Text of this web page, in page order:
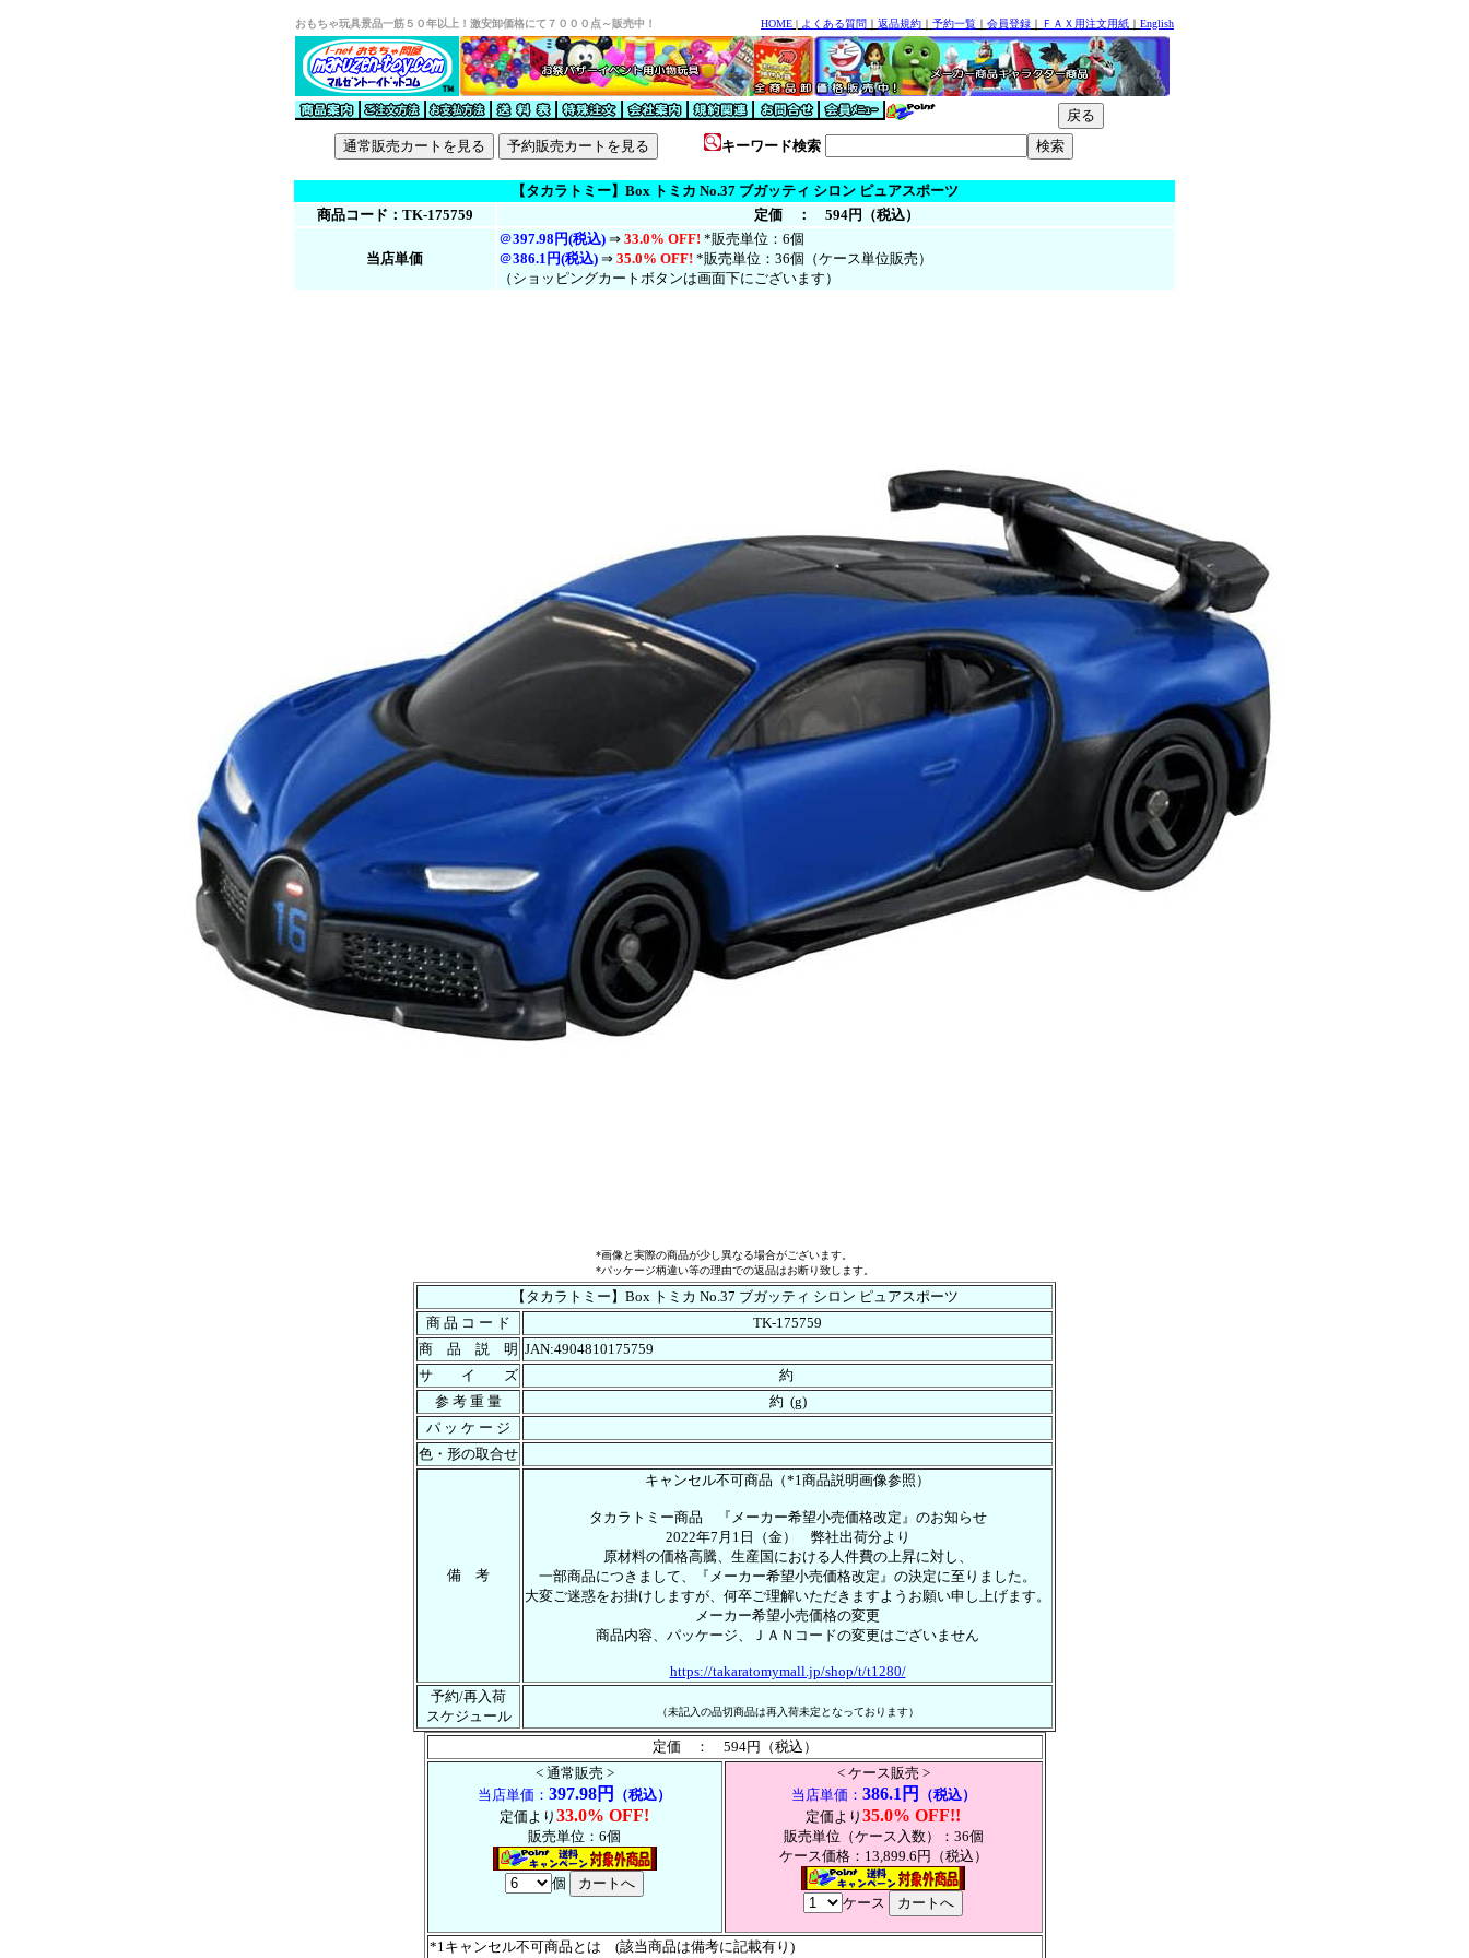
おもちゃ玩具景品一筋５０年以上！激安卸価格にて７０００点～販売中！ HOME | よくある質問 ｜ 返品規約 ｜ 予約一覧 ｜ 会員登録 ｜ ＦＡＸ用注文用紙 ｜ English
キーワード検索
【タカラトミー】Box トミカ No.37 ブガッティ シロン ピュアスポーツ
商品コード：TK-175759
定価 ： 594円（税込）
当店単価
＠397.98円(税込) ⇒ 33.0% OFF! *販売単位：6個
＠386.1円(税込) ⇒ 35.0% OFF! *販売単位：36個（ケース単位販売）
（ショッピングカートボタンは画面下にございます）
*画像と実際の商品が少し異なる場合がございます。
*パッケージ柄違い等の理由での返品はお断り致します。
【タカラトミー】Box トミカ No.37 ブガッティ シロン ピュアスポーツ
商 品 コ ー ド
TK-175759
商 品 説 明 JAN:4904810175759
サ イ ズ
約
参 考 重 量
約 (g)
パ ッ ケ ー ジ
色・形の取合せ
備 考
キャンセル不可商品（*1商品説明画像参照）
タカラトミー商品 『メーカー希望小売価格改定』のお知らせ
2022年7月1日（金） 弊社出荷分より
原材料の価格高騰、生産国における人件費の上昇に対し、
一部商品につきまして、『メーカー希望小売価格改定』の決定に至りました。
大変ご迷惑をお掛けしますが、何卒ご理解いただきますようお願い申し上げます。
メーカー希望小売価格の変更
商品内容、パッケージ、ＪＡＮコードの変更はございません
https://takaratomymall.jp/shop/t/t1280/
予約/再入荷
スケジュール
（未記入の品切商品は再入荷未定となっております）
定価 ： 594円（税込）
< 通常販売 >
当店単価： 397.98円
（税込）
定価より 33.0% OFF!
販売単位：6個
個
< ケース販売 >
当店単価： 386.1円
（税込）
定価より 35.0% OFF!!
販売単位（ケース入数）：36個
ケース価格：13,899.6円（税込）
ケース
*1キャンセル不可商品とは (該当商品は備考に記載有り)